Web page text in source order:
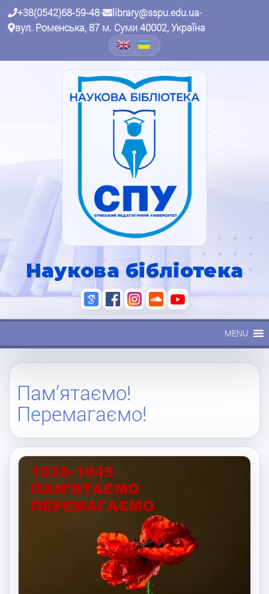
+38(0542)68-59-48• library@sspu.edu.ua•
вул. Роменська, 87 м. Суми 40002, Україна
Наукова бібліотека
MENU
Пам’ятаємо!
Перемагаємо!